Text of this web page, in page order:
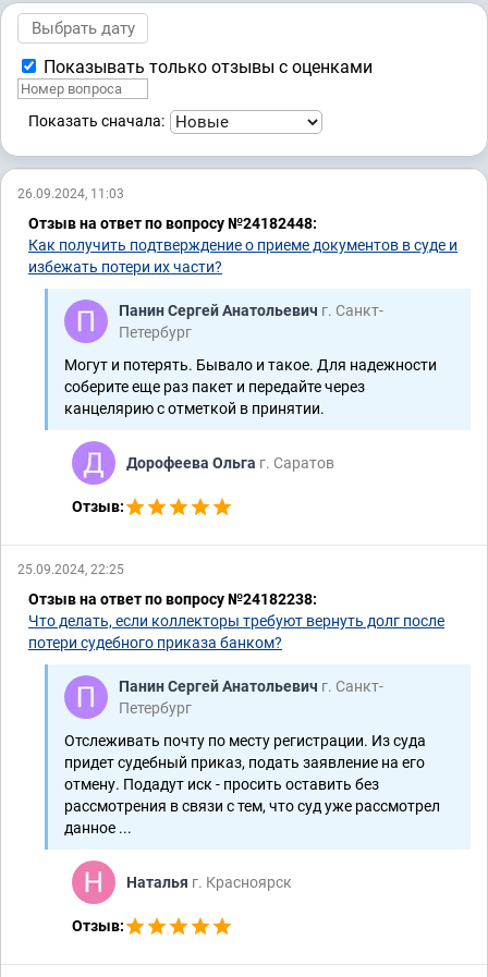
Показывать только отзывы с оценками
Показать сначала:
26.09.2024, 11:03
Отзыв на ответ по вопросу №24182448:
Как получить подтверждение о приеме документов в суде и
избежать потери их части?
Панин Сергей Анатольевич г. Санкт-
Петербург
Могут и потерять. Бывало и такое. Для надежности
соберите еще раз пакет и передайте через
канцелярию с отметкой в принятии.
Дорофеева Ольга г. Саратов
Отзыв:
25.09.2024, 22:25
Отзыв на ответ по вопросу №24182238:
Что делать, если коллекторы требуют вернуть долг после
потери судебного приказа банком?
Панин Сергей Анатольевич г. Санкт-
Петербург
Отслеживать почту по месту регистрации. Из суда
придет судебный приказ, подать заявление на его
отмену. Подадут иск - просить оставить без
рассмотрения в связи с тем, что суд уже рассмотрел
данное ...
Наталья г. Красноярск
Отзыв: